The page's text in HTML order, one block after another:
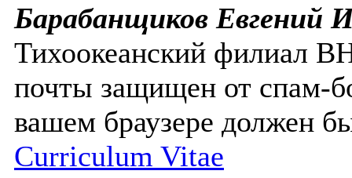
Барабанщиков Евгений
Тихоокеанский филиал
почты защищен от спам-
вашем браузере должен
Curriculum Vitae